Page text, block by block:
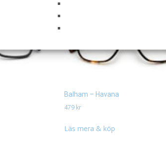
Balham – Havana
479 kr
Läs mera & köp